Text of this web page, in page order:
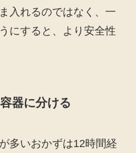
入れるのではなく、一
にすると、より安全性
器に分ける
多いおかずは12時間経